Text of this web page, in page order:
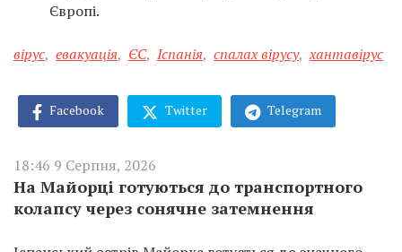
Європі.
вірус, евакуація, ЄС, Іспанія, спалах вірусу, хантавірус
Facebook Twitter Telegram
18:46 9 Серпня, 2026
На Майорці готуються до транспортного
колапсу через сонячне затемнення